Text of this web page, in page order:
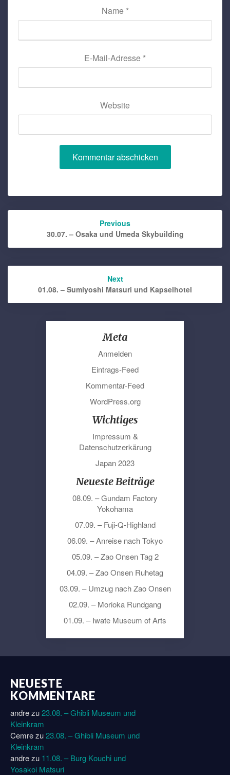
Name *
E-Mail-Adresse *
Website
Post
Previous
30.07. – Osaka und Umeda Skybuilding
Next
01.08. – Sumiyoshi Matsuri und Kapselhotel
Meta
Anmelden
Eintrags-Feed
Kommentar-Feed
WordPress.org
Wichtiges
Impressum &
Datenschutzerkärung
Japan 2023
Neueste Beiträge
08.09. – Gundam Factory
Yokohama
07.09. – Fuji-Q-Highland
06.09. – Anreise nach Tokyo
05.09. – Zao Onsen Tag 2
04.09. – Zao Onsen Ruhetag
03.09. – Umzug nach Zao Onsen
02.09. – Morioka Rundgang
01.09. – Iwate Museum of Arts
NEUESTE
KOMMENTARE
andrezu23.08. – Ghibli Museum und
Kleinkram
Cemrezu23.08. – Ghibli Museum und
Kleinkram
andrezu 11.08. – Burg Kouchi und
Yosakoi Matsuri